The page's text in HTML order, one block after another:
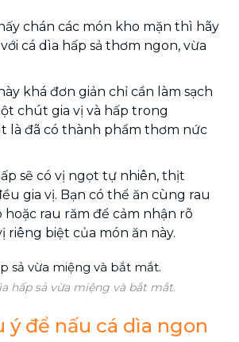
chán các món kho mặn thì hãy
cá dìa hấp sả thơm ngon, vừa
khá đơn giản chỉ cần làm sạch
chút gia vị và hấp trong
là đã có thành phẩm thơm nức
sẽ có vị ngọt tự nhiên, thịt
gia vị. Bạn có thể ăn cùng rau
hoặc rau răm để cảm nhận rõ
riêng biệt của món ăn này.
hấp sả vừa miệng và bắt mắt.
ý để nấu cá dìa ngon